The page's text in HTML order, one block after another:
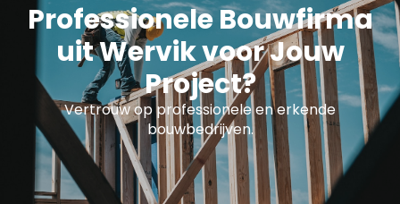
Professionele Bouwfirma
uit Wervik voor Jouw
Project?
Vertrouw op professionele en erkende
bouwbedrijven.